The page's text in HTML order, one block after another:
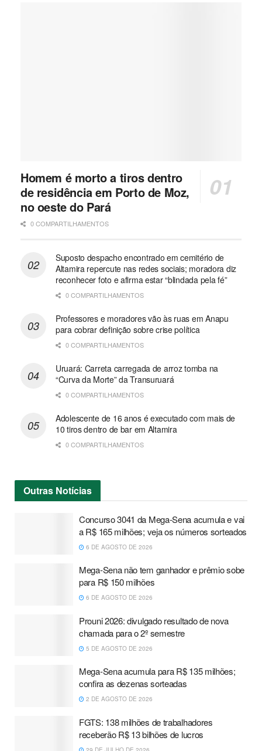
Homem é morto a tiros dentro
de residência em Porto de Moz,
no oeste do Pará
0 COMPARTILHAMENTOS
Suposto despacho encontrado em cemitério de
Altamira repercute nas redes sociais; moradora diz
reconhecer foto e afirma estar “blindada pela fé”
0 COMPARTILHAMENTOS
Professores e moradores vão às ruas em Anapu
para cobrar definição sobre crise política
0 COMPARTILHAMENTOS
Uruará: Carreta carregada de arroz tomba na
“Curva da Morte” da Transuruará
0 COMPARTILHAMENTOS
Adolescente de 16 anos é executado com mais de
10 tiros dentro de bar em Altamira
0 COMPARTILHAMENTOS
Outras Notícias
Concurso 3041 da Mega-Sena acumula e vai
a R$ 165 milhões; veja os números sorteados
6 DE AGOSTO DE 2026
Mega-Sena não tem ganhador e prêmio sobe
para R$ 150 milhões
6 DE AGOSTO DE 2026
Prouni 2026: divulgado resultado de nova
chamada para o 2º semestre
5 DE AGOSTO DE 2026
Mega-Sena acumula para R$ 135 milhões;
confira as dezenas sorteadas
2 DE AGOSTO DE 2026
FGTS: 138 milhões de trabalhadores
receberão R$ 13 bilhões de lucros